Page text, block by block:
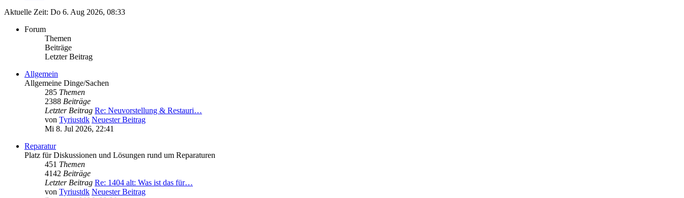
Aktuelle Zeit: Do 6. Aug 2026, 08:33
Forum
Themen
Beiträge
Letzter Beitrag
Allgemein
Allgemeine Dinge/Sachen
285 Themen
2388 Beiträge
Letzter Beitrag Re: Neuvorstellung & Restauri…
von Tyriustdk Neuester Beitrag
Mi 8. Jul 2026, 22:41
Reparatur
Platz für Diskussionen und Lösungen rund um Reparaturen
451 Themen
4142 Beiträge
Letzter Beitrag Re: 1404 alt: Was ist das für…
von Tyriustdk Neuester Beitrag